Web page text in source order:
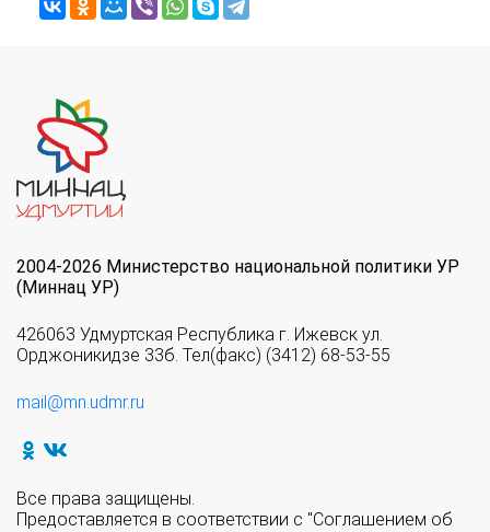
2004-2026 Министерство национальной политики УР
(Миннац УР)
426063 Удмуртская Республика г. Ижевск ул.
Орджоникидзе 33б. Тел(факс) (3412) 68-53-55
mail@mn.udmr.ru
Все права защищены.
Предоставляется в соответствии с "Соглашением об